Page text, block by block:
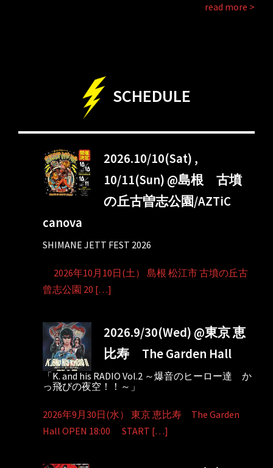
read more >
SCHEDULE
2026.10/10(Sat) ,
10/11(Sun) @島根 古墳
の丘古曽志公園/AZTiC
canova
SHIMANE JETT FEST 2026
2026年10月10日(土） 島根 松江市 古墳の丘古
曾志公園 20 […]
2026.9/30(Wed) @東京 恵
比寿 The Garden Hall
「K. and his RADIO Vol.2 ～爆音のヒーロー達 か
っ飛びの夜空！！～」
2026年9月30日(水） 東京 恵比寿 The Garden
Hall OPEN 18:00 START […]